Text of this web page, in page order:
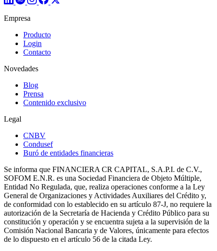
Empresa
Producto
Login
Contacto
Novedades
Blog
Prensa
Contenido exclusivo
Legal
CNBV
Condusef
Buró de entidades financieras
Se informa que FINANCIERA CR CAPITAL, S.A.P.I. de C.V.,
SOFOM E.N.R. es una Sociedad Financiera de Objeto Múltiple,
Entidad No Regulada, que, realiza operaciones conforme a la Ley
General de Organizaciones y Actividades Auxiliares del Crédito y,
de conformidad con lo establecido en su artículo 87-J, no requiere la
autorización de la Secretaría de Hacienda y Crédito Público para su
constitución y operación y se encuentra sujeta a la supervisión de la
Comisión Nacional Bancaria y de Valores, únicamente para efectos
de lo dispuesto en el artículo 56 de la citada Ley.